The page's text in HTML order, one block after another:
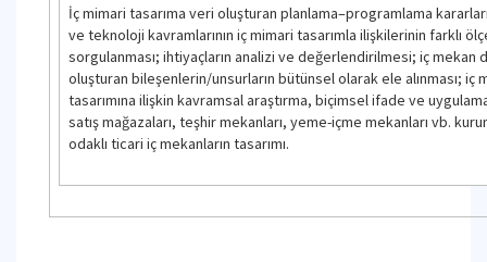
İç mimari tasarıma veri oluşturan planlama–programlama
ve teknoloji kavramlarının iç mimari tasarımla ilişkilerinin farklı
sorgulanması; ihtiyaçların analizi ve değerlendirilmesi; iç mekan
oluşturan bileşenlerin/unsurların bütünsel olarak ele alınması; iç
tasarımına ilişkin kavramsal araştırma, biçimsel ifade ve
satış mağazaları, teşhir mekanları, yeme-içme mekanları vb.
odaklı ticari iç mekanların tasarımı.